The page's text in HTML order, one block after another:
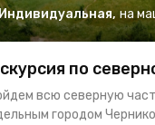
, на
по
всю северную
городом